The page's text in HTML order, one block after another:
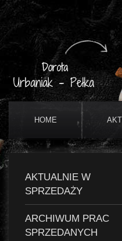
HOME
AKTUALNIE W
SPRZEDAŻY
ARCHIWUM PRAC
SPRZEDANYCH